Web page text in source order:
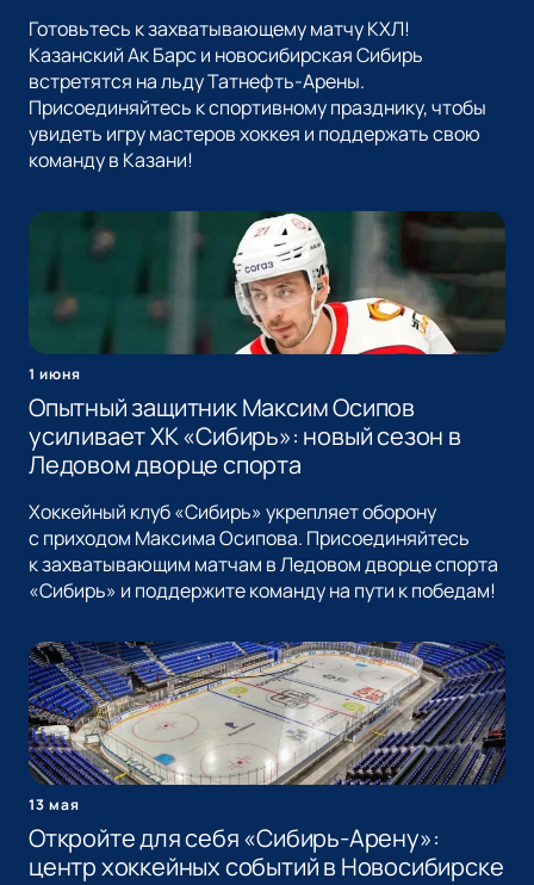
Готовьтесь к захватывающему матчу КХЛ!
Казанский Ак Барс и новосибирская Сибирь
встретятся на льду Татнефть-Арены.
Присоединяйтесь к спортивному празднику, чтобы
увидеть игру мастеров хоккея и поддержать свою
команду в Казани!
1 июня
Опытный защитник Максим Осипов
усиливает ХК «Сибирь»: новый сезон в
Ледовом дворце спорта
Хоккейный клуб «Сибирь» укрепляет оборону
с приходом Максима Осипова. Присоединяйтесь
к захватывающим матчам в Ледовом дворце спорта
«Сибирь» и поддержите команду на пути к победам!
13 мая
Откройте для себя «Сибирь-Арену»:
центр хоккейных событий в Новосибирске